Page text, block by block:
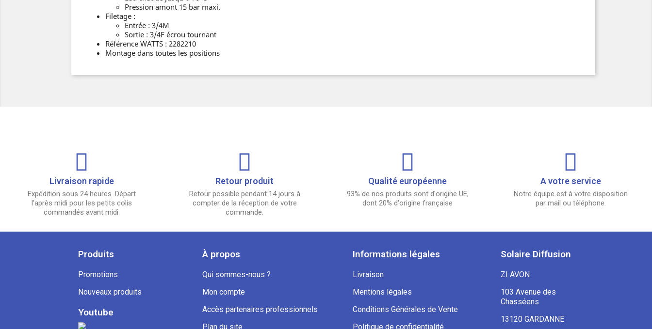
Pression amont 15 bar maxi.
Filetage :
Entrée : 3/4M
Sortie : 3/4F écrou tournant
Référence WATTS : 2282210
Montage dans toutes les positions
Livraison rapide
Expédition sous 24 heures. Départ
l'après midi pour les petits colis
commandés avant midi.
Retour produit
Retour possible pendant 14 jours à
compter de la réception de votre
commande.
Qualité européenne
93% de nos produits sont d'origine UE,
dont 20% d'origine française
A votre service
Notre équipe est à votre disposition
par mail ou téléphone.
Produits
Promotions
Nouveaux produits
Youtube
À propos
Qui sommes-nous ?
Mon compte
Accès partenaires professionnels
Plan du site
Informations légales
Livraison
Mentions légales
Conditions Générales de Vente
Politique de confidentialité
Solaire Diffusion
ZI AVON
103 Avenue des
Chasséens
13120 GARDANNE